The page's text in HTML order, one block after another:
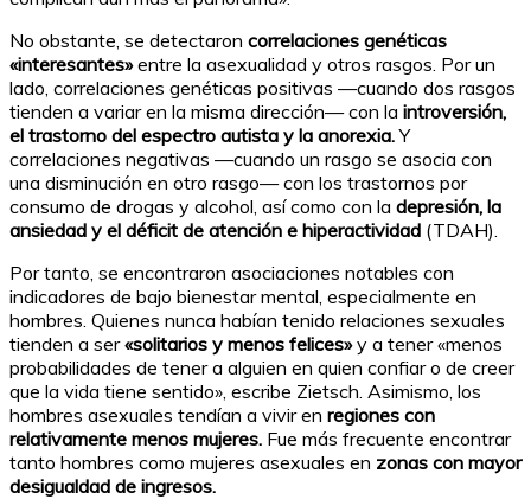
No obstante, se detectaron correlaciones genéticas
«interesantes»entre la asexualidad y otros rasgos. Por un
lado, correlaciones genéticas positivas —cuando dos rasgos
tienden a variar en la misma dirección— con la introversión,
el trastorno del espectro autista y la anorexia.Y
correlaciones negativas —cuando un rasgo se asocia con
una disminución en otro rasgo— con los trastornos por
consumo de drogas y alcohol, así como con la depresión, la
ansiedad y el déficit de atención e hiperactividad (TDAH).
Por tanto, se encontraron asociaciones notables con
indicadores de bajo bienestar mental, especialmente en
hombres. Quienes nunca habían tenido relaciones sexuales
tienden a ser«solitarios y menos felices»y a tener «menos
probabilidades de tener a alguien en quien confiar o de creer
que la vida tiene sentido», escribe Zietsch. Asimismo, los
hombres asexuales tendían a vivir en regiones con
relativamente menos mujeres. Fue más frecuente encontrar
tanto hombres como mujeres asexuales en zonas con mayor
desigualdad de ingresos.